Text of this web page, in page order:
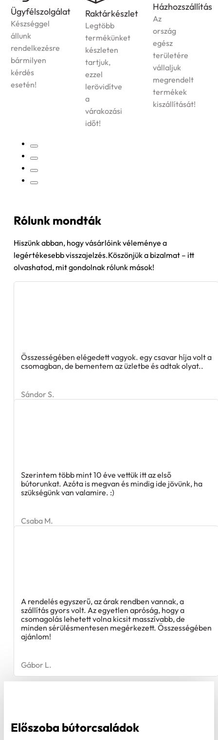
Ügyfélszolgálat
Készséggel
állunk
rendelkezésre
bármilyen
kérdés
esetén!
Raktárkészlet
Legtöbb
termékünket
készleten
tartjuk,
ezzel
lerövidítve
a
várakozási
időt!
Házhozszállítás
Az
ország
egész
területére
vállaljuk
megrendelt
termékek
kiszállítását!
Rólunk mondták
Hiszünk abban, hogy vásárlóink véleménye a
legértékesebb visszajelzés.Köszönjük a bizalmat – itt
olvashatod, mit gondolnak rólunk mások!
Összességében elégedett vagyok. egy csavar híja volt a
csomagban, de bementem az üzletbe és adtak olyat..
Sándor S.
Szerintem több mint 10 éve vettük itt az első
bútorunkat. Azóta is megvan és mindig ide jövünk, ha
szükségünk van valamire. :)
Csaba M.
A rendelés egyszerű, az árak rendben vannak, a
szállítás gyors volt. Az egyetlen apróság, hogy a
csomagolás lehetett volna kicsit masszívabb, de
minden sérülésmentesen megérkezett. Összességében
ajánlom!
Gábor L.
Előszoba bútorcsaládok